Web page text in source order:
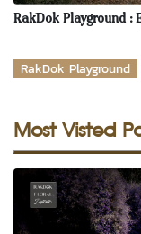
RakDok Playground :
RakDok Playground
Most Visted